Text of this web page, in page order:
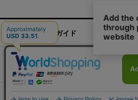
ご利用ガイド お問い合わせ
運営会社
特定商取引法に
プライバシーポリシー